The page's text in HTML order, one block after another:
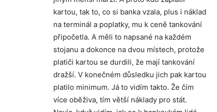
kartou, tak to, co si banka vzala, plus i náklad
na terminál a poplatky, mu k ceně tankování
připočetla. A měli to napsané na každém
stojanu a dokonce na dvou místech, protože
platiči kartou se durdili, že mají tankování
dražší. V konečném důsledku jich pak kartou
platilo minimum. Já to vidím takto. Že čím
více oběživa, tím větší náklady pro stát.